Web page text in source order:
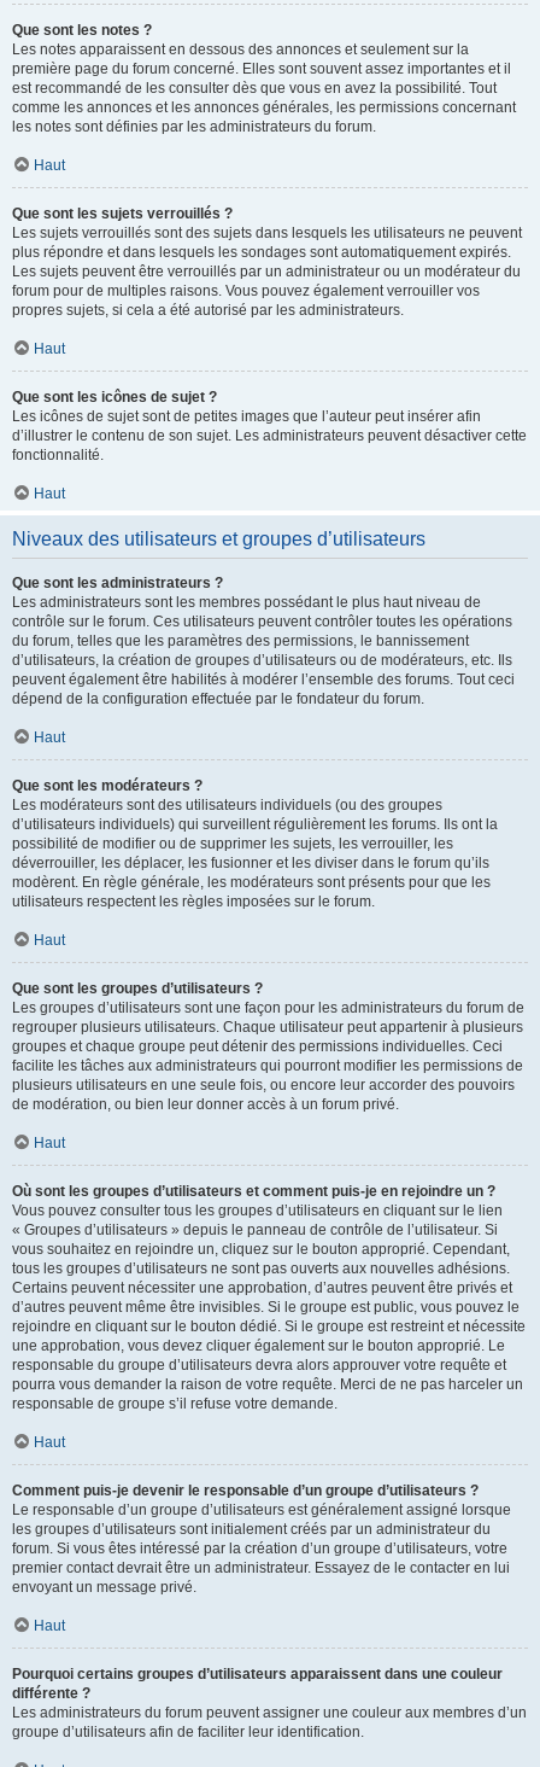
Que sont les notes ?
Les notes apparaissent en dessous des annonces et seulement sur la
première page du forum concerné. Elles sont souvent assez importantes et il
est recommandé de les consulter dès que vous en avez la possibilité. Tout
comme les annonces et les annonces générales, les permissions concernant
les notes sont définies par les administrateurs du forum.
Haut
Que sont les sujets verrouillés ?
Les sujets verrouillés sont des sujets dans lesquels les utilisateurs ne peuvent
plus répondre et dans lesquels les sondages sont automatiquement expirés.
Les sujets peuvent être verrouillés par un administrateur ou un modérateur du
forum pour de multiples raisons. Vous pouvez également verrouiller vos
propres sujets, si cela a été autorisé par les administrateurs.
Haut
Que sont les icônes de sujet ?
Les icônes de sujet sont de petites images que l’auteur peut insérer afin
d’illustrer le contenu de son sujet. Les administrateurs peuvent désactiver cette
fonctionnalité.
Haut
Niveaux des utilisateurs et groupes d’utilisateurs
Que sont les administrateurs ?
Les administrateurs sont les membres possédant le plus haut niveau de
contrôle sur le forum. Ces utilisateurs peuvent contrôler toutes les opérations
du forum, telles que les paramètres des permissions, le bannissement
d’utilisateurs, la création de groupes d’utilisateurs ou de modérateurs, etc. Ils
peuvent également être habilités à modérer l’ensemble des forums. Tout ceci
dépend de la configuration effectuée par le fondateur du forum.
Haut
Que sont les modérateurs ?
Les modérateurs sont des utilisateurs individuels (ou des groupes
d’utilisateurs individuels) qui surveillent régulièrement les forums. Ils ont la
possibilité de modifier ou de supprimer les sujets, les verrouiller, les
déverrouiller, les déplacer, les fusionner et les diviser dans le forum qu’ils
modèrent. En règle générale, les modérateurs sont présents pour que les
utilisateurs respectent les règles imposées sur le forum.
Haut
Que sont les groupes d’utilisateurs ?
Les groupes d’utilisateurs sont une façon pour les administrateurs du forum de
regrouper plusieurs utilisateurs. Chaque utilisateur peut appartenir à plusieurs
groupes et chaque groupe peut détenir des permissions individuelles. Ceci
facilite les tâches aux administrateurs qui pourront modifier les permissions de
plusieurs utilisateurs en une seule fois, ou encore leur accorder des pouvoirs
de modération, ou bien leur donner accès à un forum privé.
Haut
Où sont les groupes d’utilisateurs et comment puis-je en rejoindre un ?
Vous pouvez consulter tous les groupes d’utilisateurs en cliquant sur le lien
« Groupes d’utilisateurs » depuis le panneau de contrôle de l’utilisateur. Si
vous souhaitez en rejoindre un, cliquez sur le bouton approprié. Cependant,
tous les groupes d’utilisateurs ne sont pas ouverts aux nouvelles adhésions.
Certains peuvent nécessiter une approbation, d’autres peuvent être privés et
d’autres peuvent même être invisibles. Si le groupe est public, vous pouvez le
rejoindre en cliquant sur le bouton dédié. Si le groupe est restreint et nécessite
une approbation, vous devez cliquer également sur le bouton approprié. Le
responsable du groupe d’utilisateurs devra alors approuver votre requête et
pourra vous demander la raison de votre requête. Merci de ne pas harceler un
responsable de groupe s’il refuse votre demande.
Haut
Comment puis-je devenir le responsable d’un groupe d’utilisateurs ?
Le responsable d’un groupe d’utilisateurs est généralement assigné lorsque
les groupes d’utilisateurs sont initialement créés par un administrateur du
forum. Si vous êtes intéressé par la création d’un groupe d’utilisateurs, votre
premier contact devrait être un administrateur. Essayez de le contacter en lui
envoyant un message privé.
Haut
Pourquoi certains groupes d’utilisateurs apparaissent dans une couleur
différente ?
Les administrateurs du forum peuvent assigner une couleur aux membres d’un
groupe d’utilisateurs afin de faciliter leur identification.